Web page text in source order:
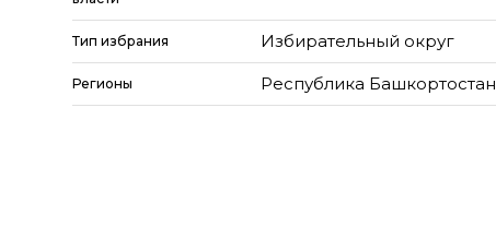
Тип избрания Избирательный округ
Регионы Республика Башкортостан